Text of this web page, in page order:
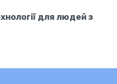
для людей з